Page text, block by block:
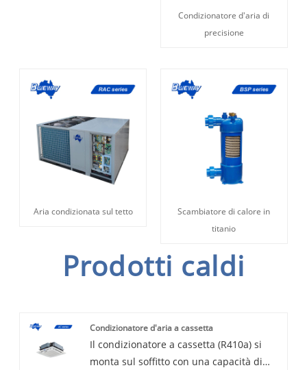
Condizionatore d'aria di
precisione
Aria condizionata sul tetto
Scambiatore di calore in
titanio
Prodotti caldi
Condizionatore d'aria a cassetta
Il condizionatore a cassetta (R410a) si
monta sul soffitto con una capacità di